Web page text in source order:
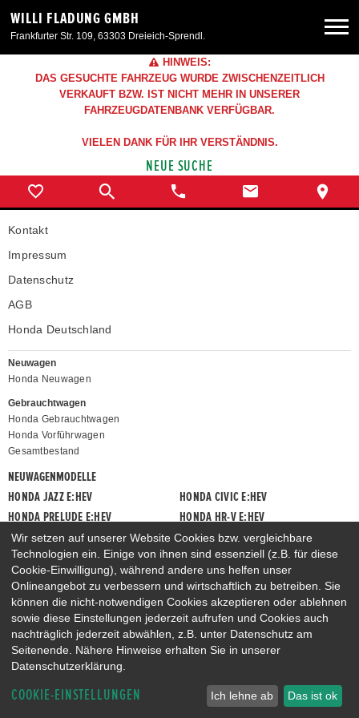
WILLI FLADUNG GMBH
Frankfurter Str. 109, 63303 Dreieich-Sprendl.
Neuwagen
Angebote
Service & Zubehör
Unser Autohaus
HINWEIS:
DAS GESUCHTE FAHRZEUG WURDE ZWISCHENZEITLICH
VERKAUFT BZW. IST NICHT MEHR IN UNSERER
FAHRZEUGDATENBANK VERFÜGBAR.
VIELEN DANK FÜR IHR VERSTÄNDNIS.
NEUE SUCHE
Kontakt
Impressum
Datenschutz
AGB
Honda Deutschland
Neuwagen
Honda Neuwagen
Gebrauchtwagen
Honda Gebrauchtwagen
Honda Vorführwagen
Gesamtbestand
NEUWAGENMODELLE
HONDA JAZZ E:HEV
HONDA CIVIC E:HEV
HONDA PRELUDE E:HEV
HONDA HR-V E:HEV
HONDA ZR-V E:HEV
HONDA CR-V E:HEV & E:PHEV
Wir setzen auf unserer Website Cookies bzw. vergleichbare
Technologien ein. Einige von ihnen sind essenziell (z.B. für diese
Cookie-Einwilligung), während andere uns helfen unser
Onlineangebot zu verbessern und wirtschaftlich zu betreiben. Sie
können die nicht-notwendigen Cookies akzeptieren oder ablehnen
sowie diese Einstellungen jederzeit aufrufen und Cookies auch
nachträglich jederzeit abwählen, z.B. unter Datenschutz am
Seitenende. Nähere Hinweise erhalten Sie in unserer
Datenschutzerklärung.
COOKIE-EINSTELLUNGEN Ich lehne ab Das ist ok